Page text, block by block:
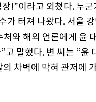
!”이라고 외쳤다. 누
가 터져 나왔다. 서울
와 해외 언론에게 윤
말했다. 변 씨는 “윤
차벽에 막혀 관저에